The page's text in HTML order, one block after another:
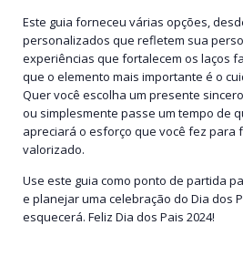
Este guia forneceu várias opções,
personalizados que refletem sua
experiências que fortalecem os laços
que o elemento mais importante é o
Quer você escolha um presente
ou simplesmente passe um tempo de
apreciará o esforço que você fez para
valorizado.
Use este guia como ponto de partida
e planejar uma celebração do Dia dos
esquecerá. Feliz Dia dos Pais 2024!